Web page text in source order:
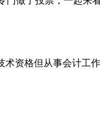
资格但从事会计工